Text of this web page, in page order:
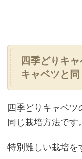
四季どりキ
キャベツと
四季どりキャベツ
同じ栽培方法です。
特別難しい栽培を